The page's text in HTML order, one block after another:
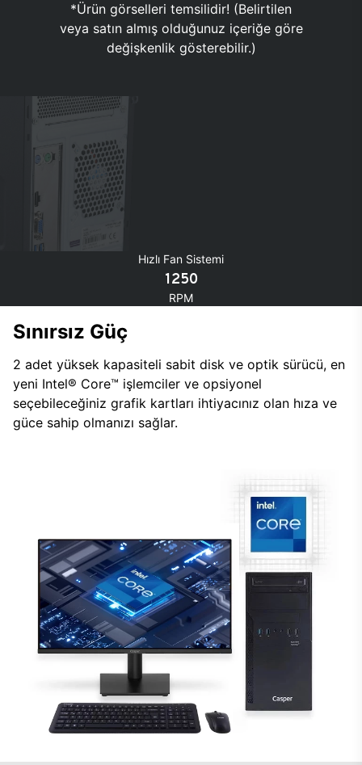
*Ürün görselleri temsilidir! (Belirtilen
veya satın almış olduğunuz içeriğe göre
değişkenlik gösterebilir.)
Hızlı Fan Sistemi
1250
RPM
Sınırsız Güç
2 adet yüksek kapasiteli sabit disk ve optik sürücü, en
yeni Intel® Core™ işlemciler ve opsiyonel
seçebileceğiniz grafik kartları ihtiyacınız olan hıza ve
güce sahip olmanızı sağlar.